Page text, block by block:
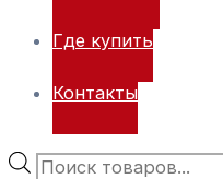
Где купить
Контакты